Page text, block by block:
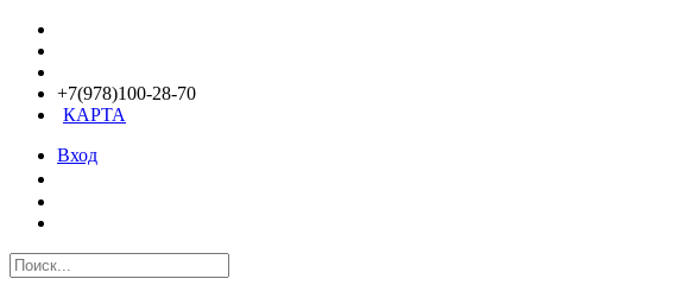
+7(978)100-28-70
КАРТА
Вход